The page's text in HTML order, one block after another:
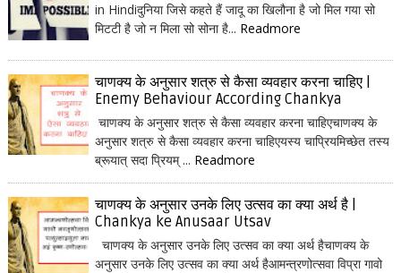
in Hindiदुनिया जिसे कहते हैं जादू का खिलौना है जो मिल गया सो
मिटटी है जो न मिला सो सोना है... Readmore
चाणक्य के अनुसार शत्रु से कैसा व्यवहार करना चाहिए |
Enemy Behaviour According Chankya
चाणक्य के अनुसार शत्रु से कैसा व्यवहार करना चाहिएचाणक्य के
अनुसार शत्रु से कैसा व्यवहार करना चाहिएयस्य चाप्रियमिच्छेत तस्य
ब्रूयात् सदा प्रियम् ... Readmore
चाणक्य के अनुसार उनके लिए उत्सव का क्या अर्थ है |
Chankya ke Anusaar Utsav
चाणक्य के अनुसार उनके लिए उत्सव का क्या अर्थ हैचाणक्य के
अनुसार उनके लिए उत्सव का क्या अर्थ हैआमन्त्रणोत्सवा विप्रा गावो